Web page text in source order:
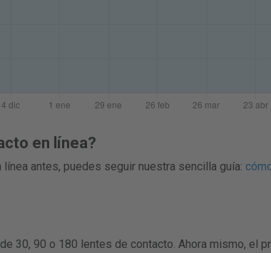
en línea?
antes, puedes seguir nuestra sencilla guía:
30, 90 o 180 lentes de contacto. Ahora mismo, el